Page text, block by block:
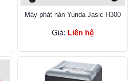
Máy phát hàn Yunda Jasic H300
Giá: Liên hệ